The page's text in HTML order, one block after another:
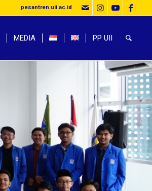
pesantren.uii.ac.id
MEDIA PP UII